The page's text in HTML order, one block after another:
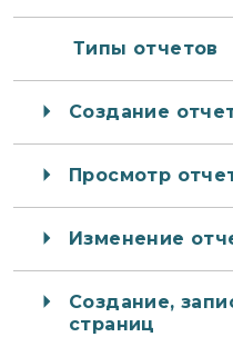
Типы отчетов
Создание
Просмотр
Изменение
Создание,
страниц